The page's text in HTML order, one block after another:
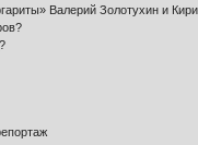
Валерий Золотухин и